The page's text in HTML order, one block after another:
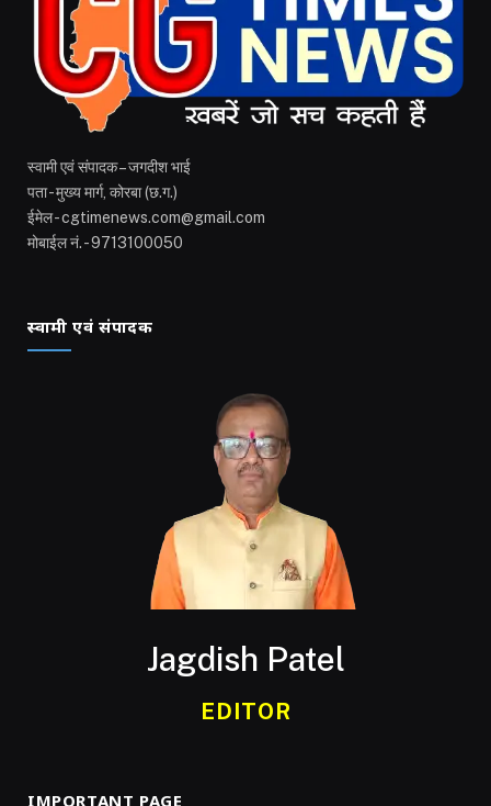
स्वामी एवं संपादक – जगदीश भाई
पता - मुख्य मार्ग, कोरबा (छ.ग.)
ईमेल - cgtimenews.com@gmail.com
मोबाईल नं. - 9713100050
स्वामी एवं संपादक
Jagdish Patel
EDITOR
IMPORTANT PAGE